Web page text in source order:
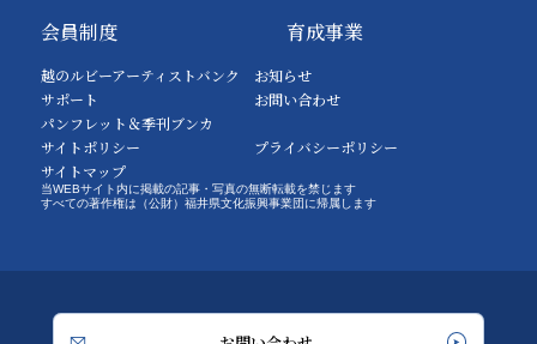
会員制度 育成事業
越のルビーアーティストバンク
サポート
パンフレット＆季刊ブンカ
お知らせ
お問い合わせ
サイトポリシー
プライバシーポリシー
サイトマップ
当WEBサイト内に掲載の記事・写真の無断転載を禁じます
すべての著作権は（公財）福井県文化振興事業団に帰属します